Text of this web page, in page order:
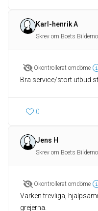
Karl-henrik A
Skrev om Boets
Okontrollerat omdöme
Bra service/stort utbud
0
Jens H
Skrev om Boets
Okontrollerat omdöme
Varken trevliga,
grejerna.